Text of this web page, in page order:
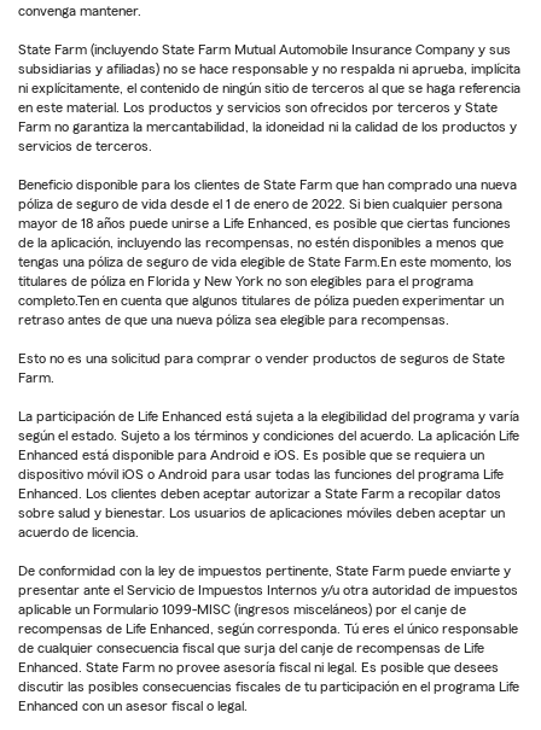
convenga mantener.
State Farm (incluyendo State Farm Mutual Automobile Insurance Company y sus
subsidiarias y afiliadas) no se hace responsable y no respalda ni aprueba, implícita
ni explícitamente, el contenido de ningún sitio de terceros al que se haga referencia
en este material. Los productos y servicios son ofrecidos por terceros y State
Farm no garantiza la mercantabilidad, la idoneidad ni la calidad de los productos y
servicios de terceros.
Beneficio disponible para los clientes de State Farm que han comprado una nueva
póliza de seguro de vida desde el 1 de enero de 2022. Si bien cualquier persona
mayor de 18 años puede unirse a Life Enhanced, es posible que ciertas funciones
de la aplicación, incluyendo las recompensas, no estén disponibles a menos que
tengas una póliza de seguro de vida elegible de State Farm.En este momento, los
titulares de póliza en Florida y New York no son elegibles para el programa
completo.Ten en cuenta que algunos titulares de póliza pueden experimentar un
retraso antes de que una nueva póliza sea elegible para recompensas.
Esto no es una solicitud para comprar o vender productos de seguros de State
Farm.
La participación de Life Enhanced está sujeta a la elegibilidad del programa y varía
según el estado. Sujeto a los términos y condiciones del acuerdo. La aplicación Life
Enhanced está disponible para Android e iOS. Es posible que se requiera un
dispositivo móvil iOS o Android para usar todas las funciones del programa Life
Enhanced. Los clientes deben aceptar autorizar a State Farm a recopilar datos
sobre salud y bienestar. Los usuarios de aplicaciones móviles deben aceptar un
acuerdo de licencia.
De conformidad con la ley de impuestos pertinente, State Farm puede enviarte y
presentar ante el Servicio de Impuestos Internos y/u otra autoridad de impuestos
aplicable un Formulario 1099-MISC (ingresos misceláneos) por el canje de
recompensas de Life Enhanced, según corresponda. Tú eres el único responsable
de cualquier consecuencia fiscal que surja del canje de recompensas de Life
Enhanced. State Farm no provee asesoría fiscal ni legal. Es posible que desees
discutir las posibles consecuencias fiscales de tu participación en el programa Life
Enhanced con un asesor fiscal o legal.